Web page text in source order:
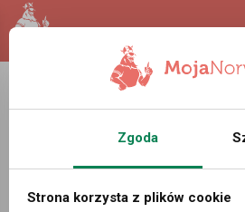
LANCASTER
37.3 °C
Murarz (Murer) -
Nordland (Norwegia)
Zgoda
Strona korzysta z plików cookie